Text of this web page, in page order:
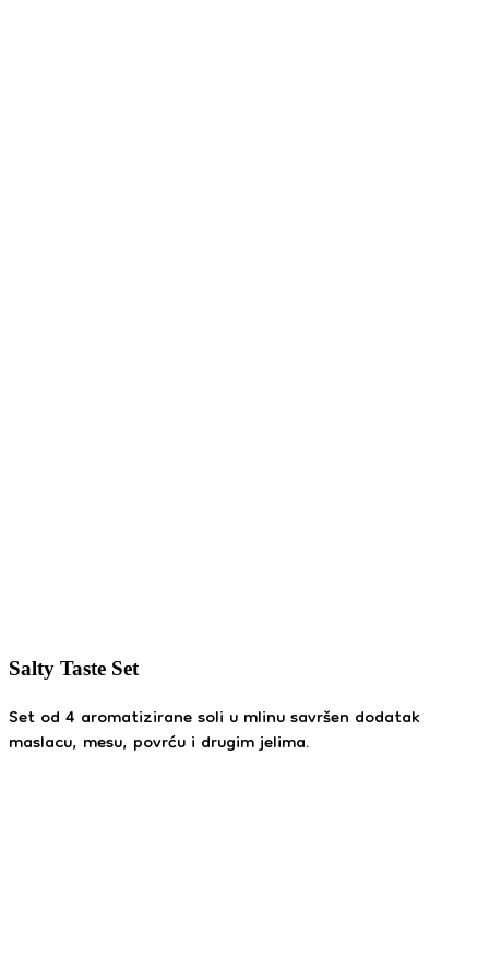
Salty Taste Set
Set od 4 aromatizirane soli u mlinu savršen dodatak
maslacu, mesu, povrću i drugim jelima.